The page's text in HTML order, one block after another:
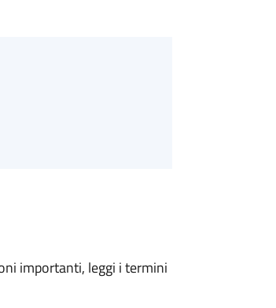
importanti, leggi i termini